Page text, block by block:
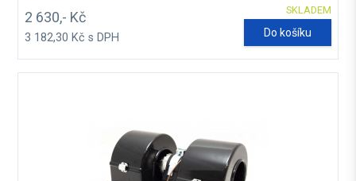
SKLADEM
2 630,- Kč
3 182,30 Kč s DPH Do košíku